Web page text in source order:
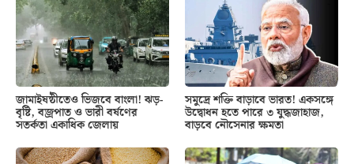
জামাইষষ্ঠীতেও ভিজবে বাংলা! ঝড়-
বৃষ্টি, বজ্রপাত ও ভারী বর্ষণের
সতর্কতা একাধিক জেলায়
সমুদ্রে শক্তি বাড়াবে ভারত! একসঙ্গে
উদ্বোধন হতে পারে ৩ যুদ্ধজাহাজ,
বাড়বে নৌসেনার ক্ষমতা